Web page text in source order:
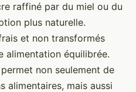
raffiné par du miel ou du
plus naturelle.
et non transformés
alimentation équilibrée.
non seulement de
alimentaires, mais aussi